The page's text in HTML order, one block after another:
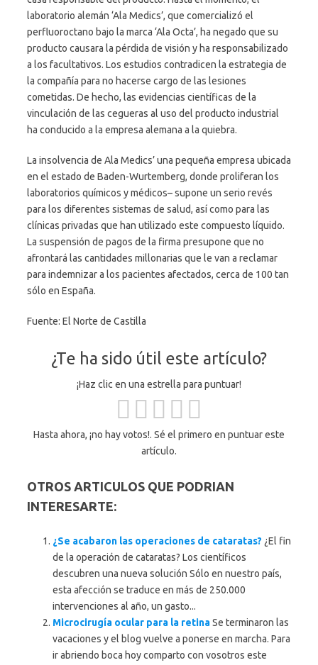
laboratorio alemán ‘Ala Medics’, que comercializó el
perfluoroctano bajo la marca ‘Ala Octa’, ha negado que su
producto causara la pérdida de visión y ha responsabilizado
a los facultativos. Los estudios contradicen la estrategia de
la compañía para no hacerse cargo de las lesiones
cometidas. De hecho, las evidencias científicas de la
vinculación de las cegueras al uso del producto industrial
ha conducido a la empresa alemana a la quiebra.
La insolvencia de Ala Medics’ una pequeña empresa ubicada
en el estado de Baden-Wurtemberg, donde proliferan los
laboratorios químicos y médicos– supone un serio revés
para los diferentes sistemas de salud, así como para las
clínicas privadas que han utilizado este compuesto líquido.
La suspensión de pagos de la firma presupone que no
afrontará las cantidades millonarias que le van a reclamar
para indemnizar a los pacientes afectados, cerca de 100 tan
sólo en España.
Fuente: El Norte de Castilla
¿Te ha sido útil este artículo?
¡Haz clic en una estrella para puntuar!
Hasta ahora, ¡no hay votos!. Sé el primero en puntuar este
artículo.
OTROS ARTICULOS QUE PODRIAN
INTERESARTE:
¿Se acabaron las operaciones de cataratas? ¿El fin
de la operación de cataratas? Los científicos
descubren una nueva solución Sólo en nuestro país,
esta afección se traduce en más de 250.000
intervenciones al año, un gasto...
Microcirugía ocular para la retinaSe terminaron las
vacaciones y el blog vuelve a ponerse en marcha. Para
ir abriendo boca hoy comparto con vosotros este